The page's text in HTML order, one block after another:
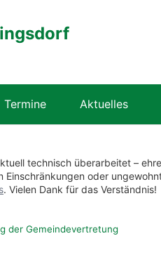
Termine Aktuelles
technisch überarbeitet –
Einschränkungen oder
. Vielen Dank für das Verständnis!
der Gemeindevertretung